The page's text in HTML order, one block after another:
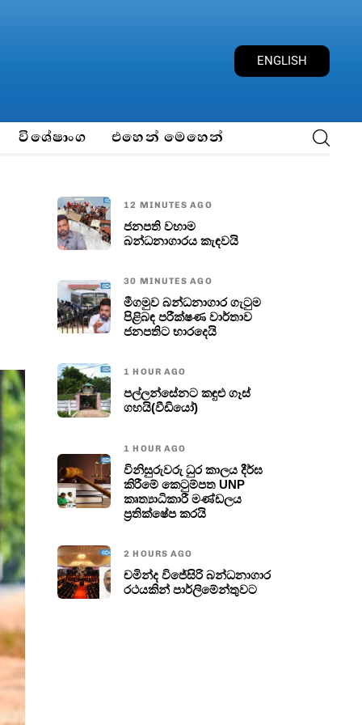
ENGLISH
විශේෂාංග එහෙන් මෙහෙන්
12 MINUTES AGO
ජනපති වහාම
බන්ධනාගාරය කැඳවයි
30 MINUTES AGO
මීගමුව බන්ධනාගාර ගැටුම
පිළිබඳ පරීක්ෂණ වාර්තාව
ජනපතිට භාරදෙයි
1 HOUR AGO
පල්ලන්සේනට කඳුළු ගෑස්
ගහයි(වීඩියෝ)
1 HOUR AGO
විනිසුරුවරු ධුර කාලය දීර්ඝ
කිරීමේ කෙටුම්පත UNP
කෘත්‍යාධිකාරී මණ්ඩලය
ප්‍රතික්ෂේප කරයි
2 HOURS AGO
චමින්ද විජේසිරි බන්ධනාගාර
රථයකින් පාර්ලිමේන්තුවට